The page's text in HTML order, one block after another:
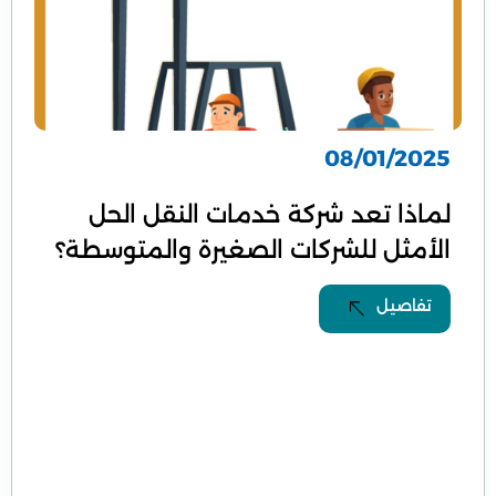
08/01/2025
لماذا تعد شركة خدمات النقل الحل
الأمثل للشركات الصغيرة والمتوسطة؟
تفاصيل